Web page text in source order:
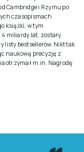
Cambridge i Rzymu po
czasopismach
książki, w tym
miliardy lat, zostały
listy bestsellerów. Nikt tak
naukową precyzję z
otrzymał m.in. Nagrodę